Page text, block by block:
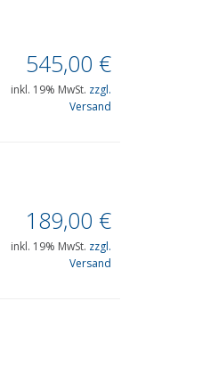
545,00 €
inkl. 19% MwSt. zzgl.
Versand
189,00 €
inkl. 19% MwSt. zzgl.
Versand